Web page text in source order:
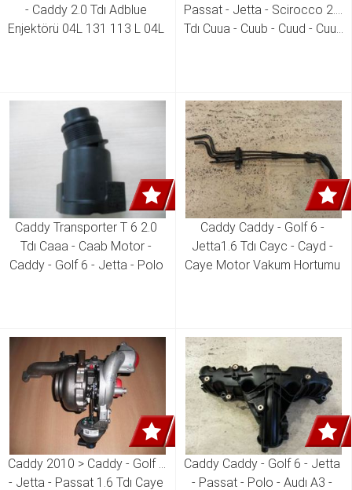
- Caddy 2.0 Tdı Adblue
Enjektörü 04L 131 113 L 04L
Passat - Jetta - Scirocco 2.0
Tdı Cuua - Cuub - Cuud - Cuue
Caddy Transporter T 6 2.0
Tdı Caaa - Caab Motor -
Caddy - Golf 6 - Jetta - Polo
03L 131 111 J
Caddy Caddy - Golf 6 -
Jetta1.6 Tdı Cayc - Cayd -
Caye Motor Vakum Hortumu
Caddy 2010 > Caddy - Golf 6
- Jetta - Passat 1.6 Tdı Caye
Caddy Caddy - Golf 6 - Jetta
- Passat - Polo - Audı A3 -